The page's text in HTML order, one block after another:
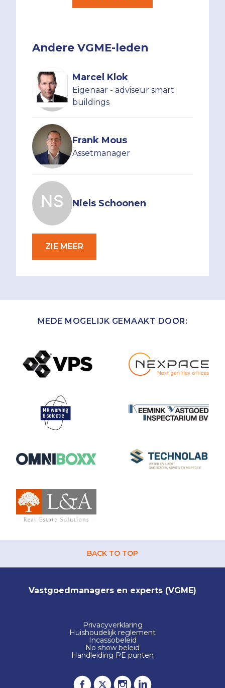
Andere VGME-leden
Marcel Klok
Eigenaar - adviseur smart
buildings
Frank Mous
Assetmanager
Niels Schoonen
ZIE MEER
MEDE MOGELIJK GEMAAKT DOOR:
BACK TO TOP
Vastgoedmanagers en experts (VGME)
Privacyverklaring
Huishoudelijk reglement
Incassobeleid
No show beleid
Handleiding PE punten